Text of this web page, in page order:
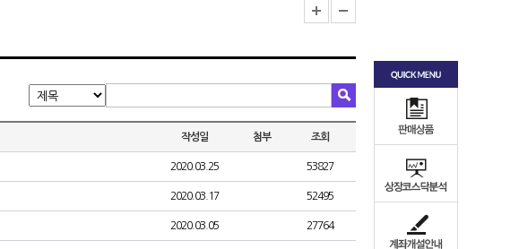
작성일 첨부 조회
2020.03.25 53827
2020.03.17 52495
2020.03.05 27764